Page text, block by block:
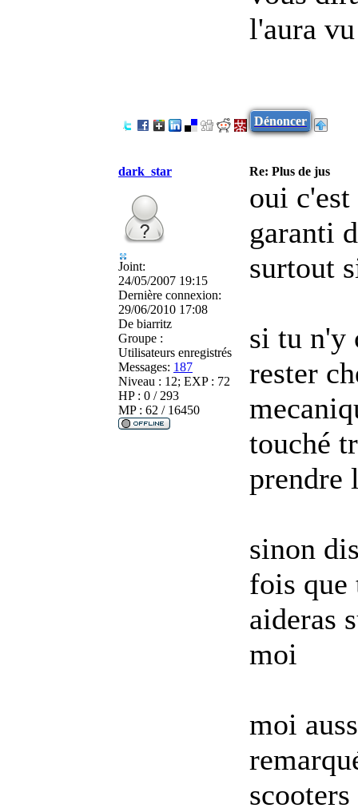
l'aura
Dénoncer
dark_star Re: Plus de jus
Joint:
24/05/2007 19:15
Dernière connexion:
29/06/2010 17:08
De biarritz
Groupe :
Utilisateurs enregistrés
Messages: 187
Niveau : 12; EXP : 72
HP : 0 / 293
MP : 62 / 16450
oui
garanti
surtout
si tu n'y
rester
touché
prendre
sinon
fois que
aideras
moi
moi